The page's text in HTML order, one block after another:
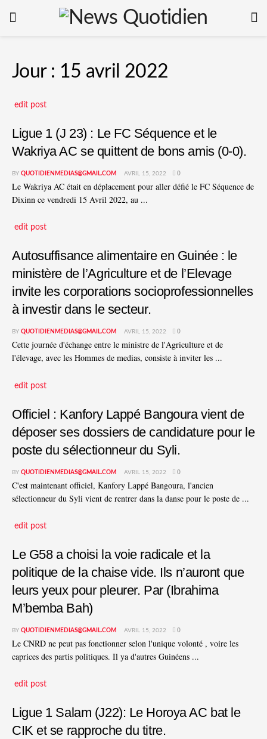
Jour : 15 avril 2022
edit post
Ligue 1 (J 23) : Le FC Séquence et le
Wakriya AC se quittent de bons amis (0-0).
BY QUOTIDIENMEDIAS@GMAIL.COM AVRIL 15, 2022 0
Le Wakriya AC était en déplacement pour aller défié le FC Séquence de
Dixinn ce vendredi 15 Avril 2022, au ...
edit post
Autosuffisance alimentaire en Guinée : le
ministère de l’Agriculture et de l’Elevage
invite les corporations socioprofessionnelles
à investir dans le secteur.
BY QUOTIDIENMEDIAS@GMAIL.COM AVRIL 15, 2022 0
Cette journée d'échange entre le ministre de l'Agriculture et de
l'élevage, avec les Hommes de medias, consiste à inviter les ...
edit post
Officiel : Kanfory Lappé Bangoura vient de
déposer ses dossiers de candidature pour le
poste du sélectionneur du Syli.
BY QUOTIDIENMEDIAS@GMAIL.COM AVRIL 15, 2022 0
C'est maintenant officiel, Kanfory Lappé Bangoura, l'ancien
sélectionneur du Syli vient de rentrer dans la danse pour le poste de ...
edit post
Le G58 a choisi la voie radicale et la
politique de la chaise vide. Ils n’auront que
leurs yeux pour pleurer. Par (Ibrahima
M’bemba Bah)
BY QUOTIDIENMEDIAS@GMAIL.COM AVRIL 15, 2022 0
Le CNRD ne peut pas fonctionner selon l'unique volonté , voire les
caprices des partis politiques. Il ya d'autres Guinéens ...
edit post
Ligue 1 Salam (J22): Le Horoya AC bat le
CIK et se rapproche du titre.